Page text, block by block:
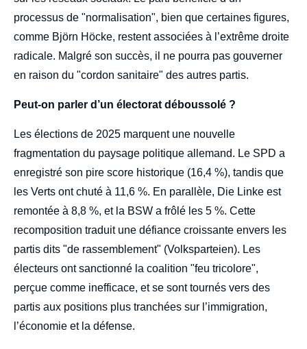
processus de "normalisation", bien que certaines figures,
comme Björn Höcke, restent associées à l’extrême droite
radicale. Malgré son succès, il ne pourra pas gouverner
en raison du "cordon sanitaire" des autres partis.
Peut-on parler d’un électorat déboussolé ?
Les élections de 2025 marquent une nouvelle
fragmentation du paysage politique allemand. Le SPD a
enregistré son pire score historique (16,4 %), tandis que
les Verts ont chuté à 11,6 %. En parallèle, Die Linke est
remontée à 8,8 %, et la BSW a frôlé les 5 %. Cette
recomposition traduit une défiance croissante envers les
partis dits "de rassemblement" (Volksparteien). Les
électeurs ont sanctionné la coalition "feu tricolore",
perçue comme inefficace, et se sont tournés vers des
partis aux positions plus tranchées sur l’immigration,
l’économie et la défense.